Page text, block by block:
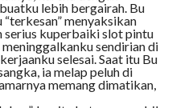
lebih bergairah. Bu
menyaksikan
serius kuperbaiki slot pintu
sendirian di
selesai. Saat itu Bu
ia melap peluh di
memang dimatikan,